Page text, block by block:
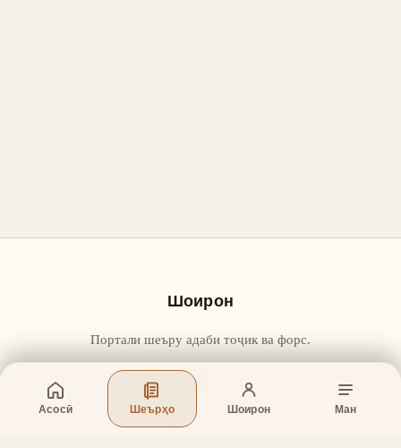
Асосӣ Шеърҳо Шоирон Ман
Шоирон
Портали шеъру адаби тоҷик ва форс.